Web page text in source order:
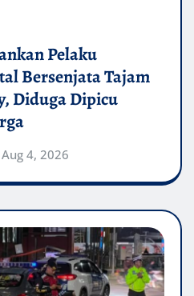
Pelaku
Bersenjata Tajam
Diduga Dipicu
Aug 4, 2026